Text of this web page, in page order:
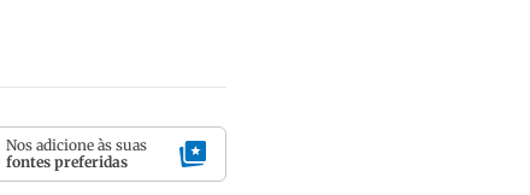
Nos adicione às suas
fontes preferidas